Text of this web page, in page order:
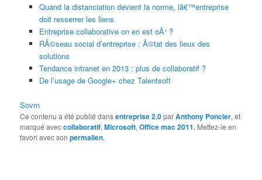
Quand la distanciation devient la norme, lâ€™entreprise
doit resserrer les liens
Entreprise collaborative on en est oÃ¹ ?
RÃ©seau social d’entreprise : Ã©tat des lieux des
solutions
Tendance intranet en 2013 : plus de collaboratif ?
De l’usage de Google+ chez Talentsoft
Sovrn
Ce contenu a été publié dansentreprise 2.0parAnthony Poncier, et
marqué aveccollaboratif,Microsoft,Office mac 2011. Mettez-le en
favori avec sonpermalien.